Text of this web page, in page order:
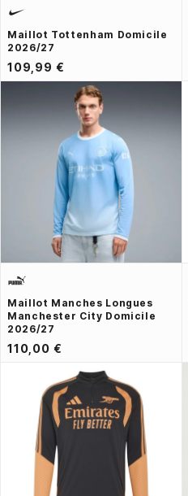
Maillot Tottenham Domicile
2026/27
109,99 €
Maillot Manches Longues
Manchester City Domicile
2026/27
110,00 €